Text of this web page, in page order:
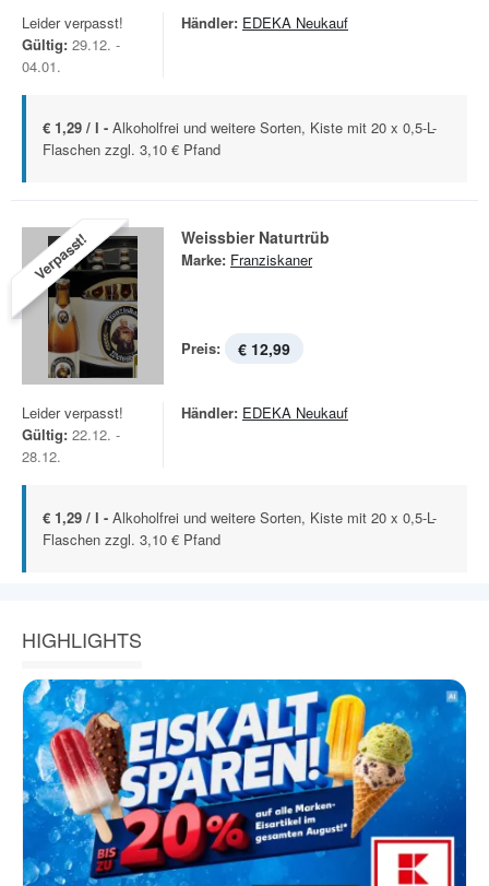
Leider verpasst!
Gültig: 29.12. -
04.01.
Händler: EDEKA Neukauf
€ 1,29 / l - Alkoholfrei und weitere Sorten, Kiste mit 20 x 0,5-L-
Flaschen zzgl. 3,10 € Pfand
Verpasst! Weissbier Naturtrüb
Marke: Franziskaner
Preis: € 12,99
Leider verpasst!
Gültig: 22.12. -
28.12.
Händler: EDEKA Neukauf
€ 1,29 / l - Alkoholfrei und weitere Sorten, Kiste mit 20 x 0,5-L-
Flaschen zzgl. 3,10 € Pfand
HIGHLIGHTS